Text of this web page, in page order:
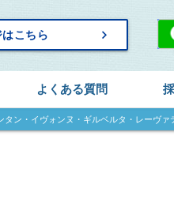
はこちら keyboard_arrow_right
よくある質問
タン・イヴォンヌ・ギルベルタ・レーヴ